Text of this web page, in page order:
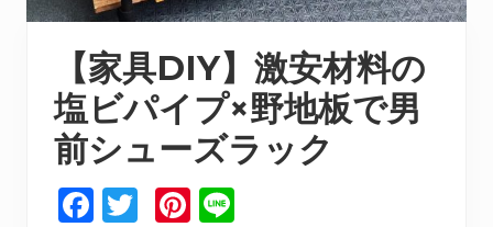
【家具DIY】激安材料の
塩ビパイプ×野地板で男
前シューズラック
F
T
Pi